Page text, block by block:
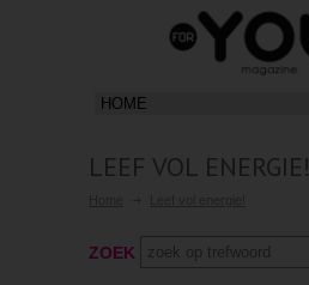
LEEF VOL ENERGIE!
ZOEK